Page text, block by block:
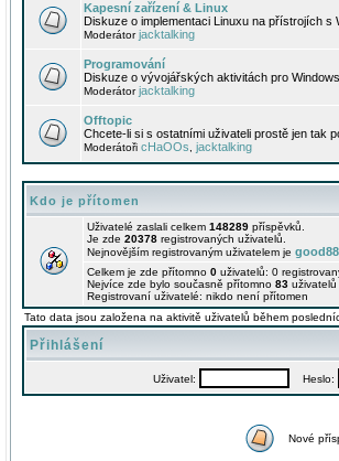
Kapesní zařízení & Linux
Diskuze o implementaci Linuxu na přístrojích s
Moderátorjacktalking
Programování
Diskuze o vývojářských aktivitách pro Windows
Moderátorjacktalking
Offtopic
Chcete-li si s ostatními uživateli prostě jen tak
Moderátoři cHaOOs jacktalking
Kdo je přítomen
Uživatelé zaslali celkem 148289 příspěvků.
Je zde 20378 registrovaných uživatelů.
Nejnovějším registrovaným uživatelem je
Celkem je zde přítomno 0 uživatelů: 0
Nejvíce zde bylo současně přítomno 83
Registrovaní uživatelé: nikdo není přítomen
Tato data jsou založena na aktivitě uživatelů během
Přihlášení
Uživatel: Heslo:
Nové